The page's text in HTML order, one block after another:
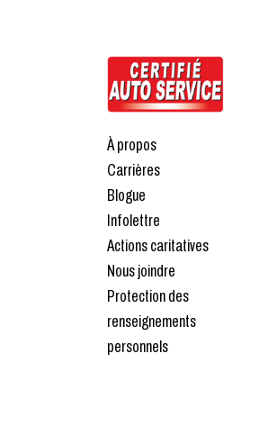
À propos
Carrières
Blogue
Infolettre
Actions caritatives
Nous joindre
Protection des
renseignements
personnels